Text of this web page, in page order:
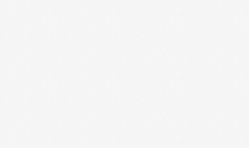
живущих», «Зимние фрукты»),